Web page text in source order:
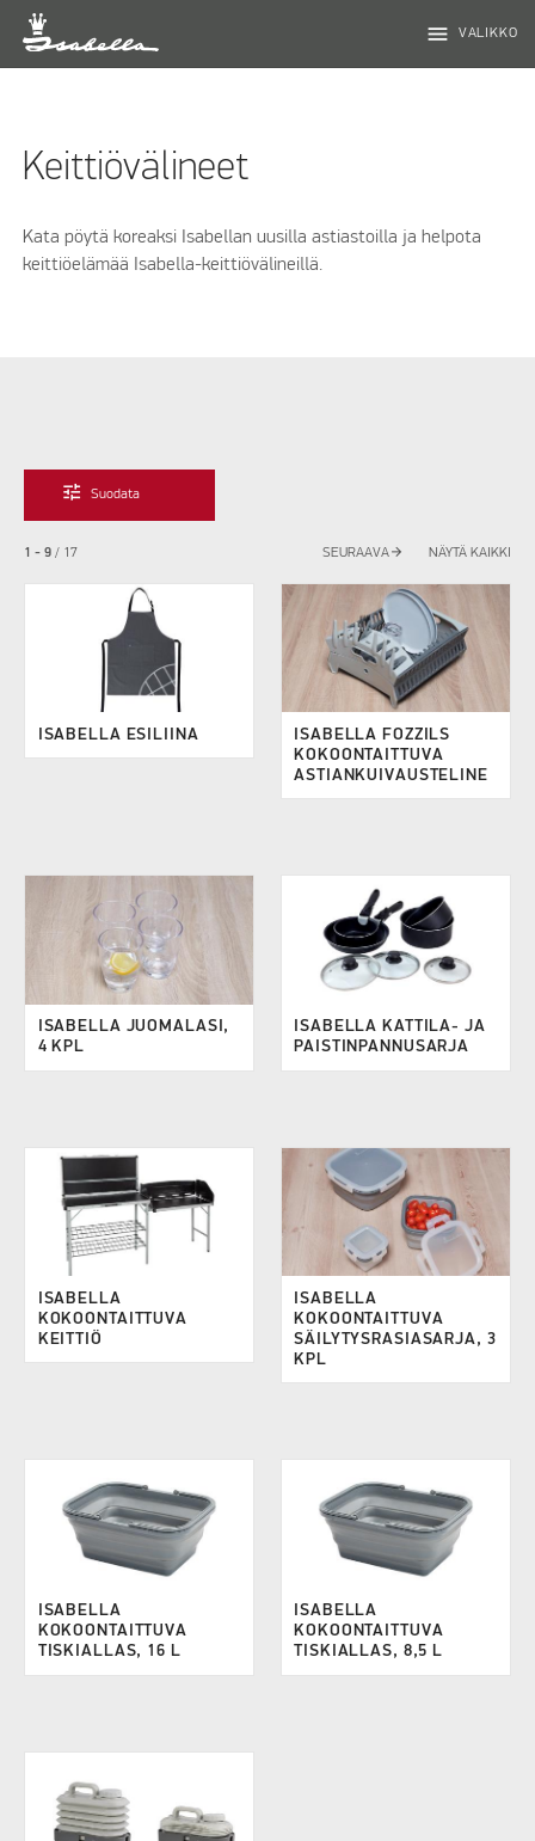
menu VALIKKO
Keittiövälineet
Kata pöytä koreaksi Isabellan uusilla astiastoilla ja helpota
keittiöelämää Isabella-keittiövälineillä.
tune Suodata
1 - 9/ 17 SEURAAVAarrow_forward NÄYTÄ KAIKKI
ISABELLA ESILIINA
ISABELLA FOZZILS
KOKOONTAITTUVA
ASTIANKUIVAUSTELINE
ISABELLA JUOMALASI,
4 KPL
ISABELLA KATTILA- JA
PAISTINPANNUSARJA
ISABELLA
KOKOONTAITTUVA
KEITTIÖ
ISABELLA
KOKOONTAITTUVA
SÄILYTYSRASIASARJA, 3
KPL
ISABELLA
KOKOONTAITTUVA
TISKIALLAS, 16 L
ISABELLA
KOKOONTAITTUVA
TISKIALLAS, 8,5 L